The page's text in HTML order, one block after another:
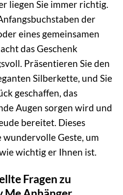
liegen Sie immer richtig.
der
eines gemeinsamen
das Geschenk
Präsentieren Sie den
Silberkette, und Sie
geschaffen, das
Augen sorgen wird und
bereitet. Dieses
wundervolle Geste, um
wichtig er Ihnen ist.
Fragen zu